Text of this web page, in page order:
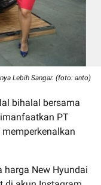
Lebih Sangar. (foto: anto)
bihalal bersama
PT
harga New Hyundai